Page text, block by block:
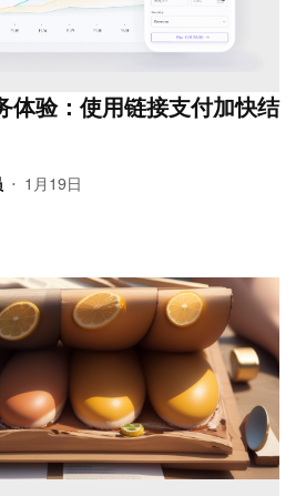
体验：使用链接支付加快结
• 1月19日